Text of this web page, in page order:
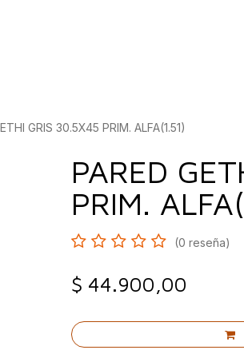
GRIS 30.5X45 PRIM. ALFA(1.51)
PARED
PRIM.
(0 reseña)
$ 44.900,00